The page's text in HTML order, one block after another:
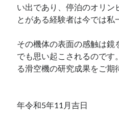
い出であり、停泊のオリン
とがある経験者は今では私
その機体の表面の感触は鏡
でも思い起こされるのです
る滑空機の研究成果をご期
年令和5年11月吉日